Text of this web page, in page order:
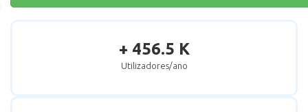
+ 456.5 K
Utilizadores/ano